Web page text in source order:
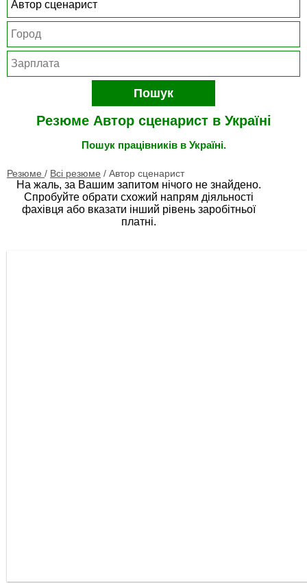
Пошук
Резюме Автор сценарист в Україні
Пошук працівників в Україні.
Резюме / Всі резюме / Автор сценарист
На жаль, за Вашим запитом нічого не знайдено.
Спробуйте обрати схожий напрям діяльності
фахівця або вказати інший рівень заробітньої
платні.